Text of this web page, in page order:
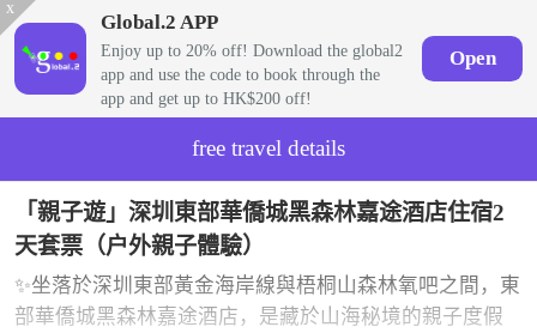
x
Global.2 APP
Enjoy up to 20% off! Download the global2
app and use the code to book through the
app and get up to HK$200 off!
Open
free travel details
「親子遊」深圳東部華僑城黑森林嘉途酒店住宿2
天套票（户外親子體驗）
✨坐落於深圳東部黃金海岸線與梧桐山森林氧吧之間，東
部華僑城黑森林嘉途酒店，是藏於山海秘境的親子度假